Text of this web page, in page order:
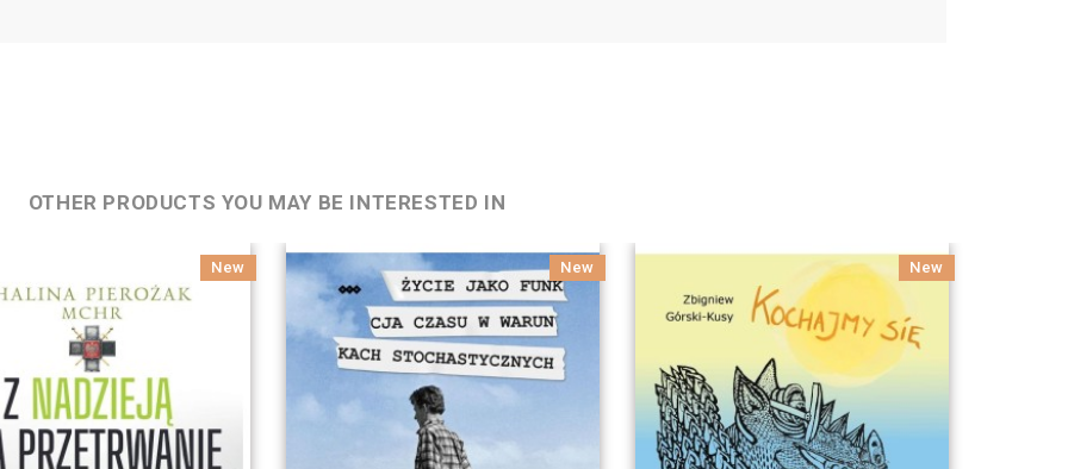
OTHER PRODUCTS YOU MAY BE INTERESTED IN
New New New